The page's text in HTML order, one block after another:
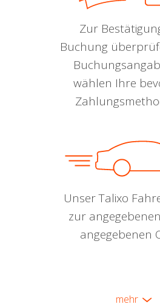
Zur
Buchung
wählen Ihre
Unser Talixo
zur
angegebenen
mehr